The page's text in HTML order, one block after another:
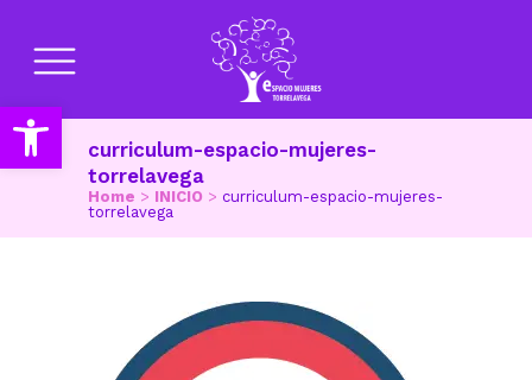
Abrir barra de herramientas
curriculum-espacio-mujeres-
torrelavega
Home > INICIO > curriculum-espacio-mujeres-
torrelavega